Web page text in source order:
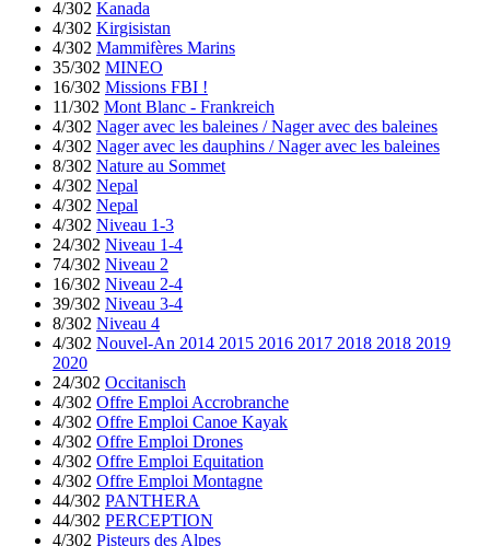
4/302 Kanada
4/302 Kirgisistan
4/302 Mammifères Marins
35/302 MINEO
16/302 Missions FBI !
11/302 Mont Blanc - Frankreich
4/302 Nager avec les baleines / Nager avec des baleines
4/302 Nager avec les dauphins / Nager avec les baleines
8/302 Nature au Sommet
4/302 Nepal
4/302 Nepal
4/302 Niveau 1-3
24/302 Niveau 1-4
74/302 Niveau 2
16/302 Niveau 2-4
39/302 Niveau 3-4
8/302 Niveau 4
4/302 Nouvel-An 2014 2015 2016 2017 2018 2018 2019
2020
24/302 Occitanisch
4/302 Offre Emploi Accrobranche
4/302 Offre Emploi Canoe Kayak
4/302 Offre Emploi Drones
4/302 Offre Emploi Equitation
4/302 Offre Emploi Montagne
44/302 PANTHERA
44/302 PERCEPTION
4/302 Pisteurs des Alpes